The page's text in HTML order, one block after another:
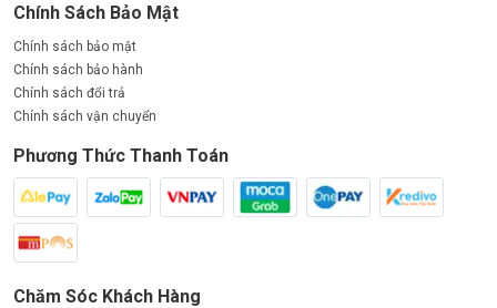
Chính Sách Bảo Mật
Chính sách bảo mật
Chính sách bảo hành
Chính sách đổi trả
Chính sách vận chuyển
Phương Thức Thanh Toán
Chăm Sóc Khách Hàng